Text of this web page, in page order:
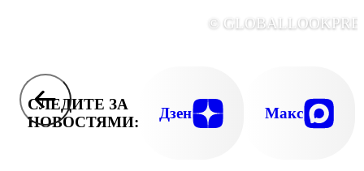
©
СЛЕДИТЕ ЗА
НОВОСТЯМИ:
Дзен Макс